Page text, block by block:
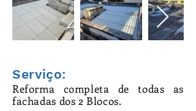
Serviço:
Reforma completa de todas as
fachadas dos 2 Blocos.